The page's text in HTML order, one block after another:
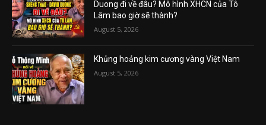
Duong đi về đâu? Mô hình XHCN của Tô
Lâm bao giờ sẽ thành?
August 5, 2026
Khủng hoảng kim cương vàng Việt Nam
August 5, 2026